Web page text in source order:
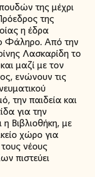
της μέχρι
της
η έδρα
Φάληρο. Από την
Λασκαρίδη το
μαζί με τον
ενώνουν τις
την παιδεία και
για την
Βιβλιοθήκη, με
χώρο για
νέους
πιστεύει